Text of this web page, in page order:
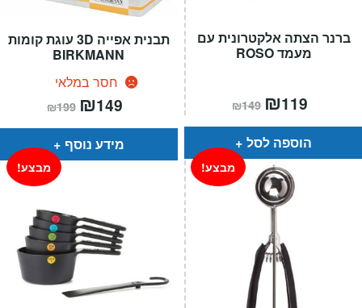
תבנית אפייה 3D עוגת קומות
BIRKMANN
חסר במלאי
₪199 המחיר
המקורי
היה:
₪199.
₪149
הוא:
מידע נוסף
ברנר הצתה אלקטרונית עם
מעמד ROSO
₪149 המחיר
המקורי
היה:
₪149.
₪119
הוא:
הוספה לסל
מבצע! מבצע!